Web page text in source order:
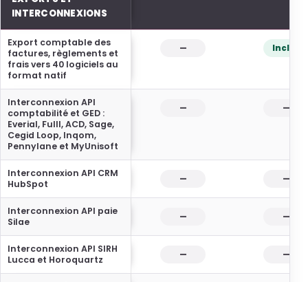
INTERCONNEXIONS
Export comptable des
factures, règlements et
frais vers 40 logiciels au
format natif
— Inclus
Interconnexion API
comptabilité et GED :
Everial, Fulll, ACD, Sage,
Cegid Loop, Inqom,
Pennylane et MyUnisoft
— —
Interconnexion API CRM
HubSpot
— —
Interconnexion API paie
Silae
— —
Interconnexion API SIRH
Lucca et Horoquartz
— —